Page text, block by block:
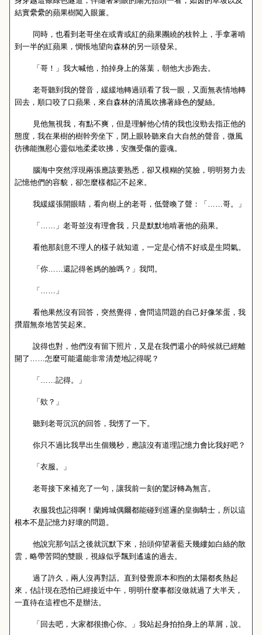
結實纍纍的蘋果樹闖入眼簾。
同時，也看到老哥坐在或青或紅的蘋果團繞的枝幹上，手拿著啃
到一半的紅蘋果，惆悵地望向森林的另一頭發呆。
「哥！」我大喊他，拍掉身上的落葉，朝他大步跑去。
老哥聽到我的聲音，緩緩地轉過頭看了我一眼，又面無表情地轉
回去，順口咬了口蘋果，來自森林的清風吹拂著綠色的髮絲。
見他無視我，有點不爽，但是理解他心情的我也沒勁去指正他的
態度，我在果樹的樹幹旁坐下，閉上眼聆聽來自大自然的聲音，微風
彷彿能撫慰心靈似地柔柔吹拂，安撫受傷的靈魂。
腦海中突然浮現兩張應該要熟悉，卻又模糊的笑臉，明明努力去
記憶他們的容貌，卻怎麼樣都記不起來。
我緩緩張開眼睛，看向樹上的老哥，低聲喚了聲：「……哥。」
「……」老哥並沒有理會我，只是默默地啃著他的蘋果。
看他那刻意不理人的樣子就知道，一定是心情不好或是生悶氣。
「你……還記得爸媽的臉嗎？」我問。
「……」
看他果然沒有回答，突然覺得，會問這問題的自己好像笨蛋，我
攢眉無奈地苦笑起來。
說得也對，他們沒有留下照片，又是在我們還小的時候就已經離
開了……怎麼可能還能非常清楚地記得呢？
「……記得。」
「欸？」
聽到老哥沉沉的回答，我愣了一下。
你只不過比我早出生個幾秒，應該沒有道理記憶力會比我好吧？
「衣服。」
老哥接下來補充了一句，讓我前一刻的驚訝轉為無言。
衣服我也記得啊！蘭姆城偶爾都能碰到巡邏的皇御騎士，所以這
根本不是記憶力好壞的問題。
他說完那句話之後就沉默下來，抬頭仰望著藍天幾縷如白絲的散
雲，略帶苦悶的雙眼，視線似乎飄到遙遠的過去。
過了許久，兩人沒再對話。直到發覺原本和煦的太陽都炙熱起
來，估計現在恐怕已經接近中午，明明什麼事都沒做就過了大半天，
一直待在這裡也不是辦法。
「回去吧，大家都很擔心你。」我站起身拍拍身上的草屑，說。